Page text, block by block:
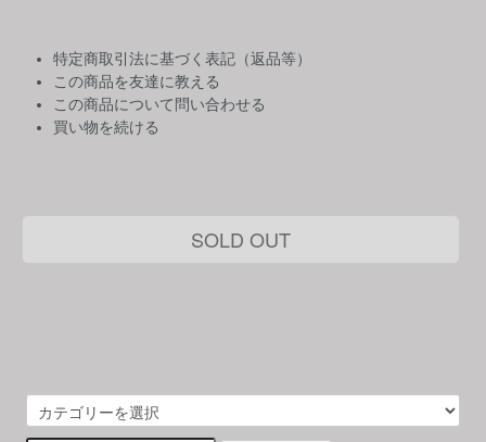
特定商取引法に基づく表記（返品等）
この商品を友達に教える
この商品について問い合わせる
買い物を続ける
SOLD OUT